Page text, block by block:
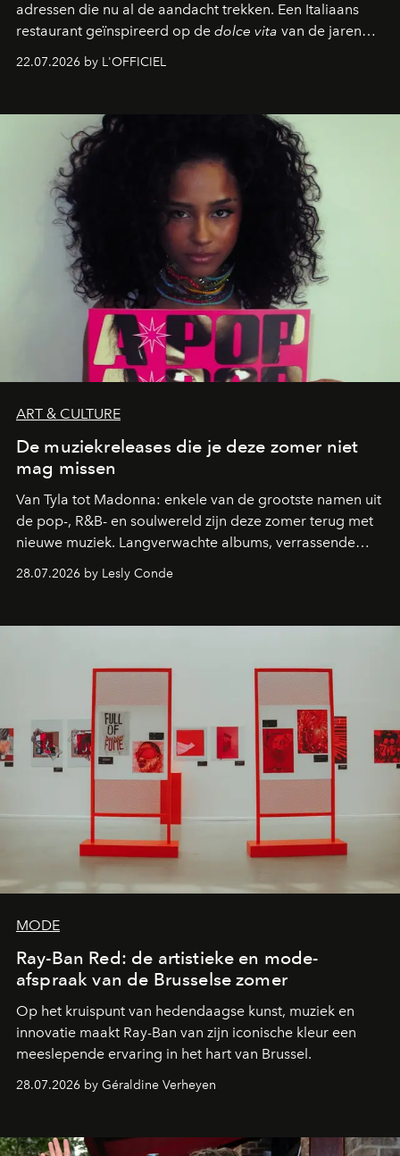
adressen die nu al de aandacht trekken. Een Italiaans
restaurant geïnspireerd op de dolce vita van de jaren
zestig, een Japanse hotspot die na zonsondergang
verandert in een bruisende ontmoetingsplek en de
neerstrijkt in Saint-Tropez. Dit zijn de nieuwe adressen
die deze zomer de toon zetten, van lange lunches tot
zwoele nachten.
22.07.2026 by L'OFFICIEL
ART & CULTURE
De muziekreleases die je deze zomer niet
mag missen
Van Tyla tot Madonna: enkele van de grootste namen uit
de pop-, R&B- en soulwereld zijn deze zomer terug met
nieuwe muziek. Langverwachte albums, verrassende
comebacks en veelbelovende nieuwe projecten: dit zijn
de releases die je niet mag missen.
28.07.2026 by Lesly Conde
MODE
Ray-Ban Red: de artistieke en mode-
afspraak van de Brusselse zomer
Op het kruispunt van hedendaagse kunst, muziek en
innovatie maakt Ray-Ban van zijn iconische kleur een
meeslepende ervaring in het hart van Brussel.
28.07.2026 by Géraldine Verheyen